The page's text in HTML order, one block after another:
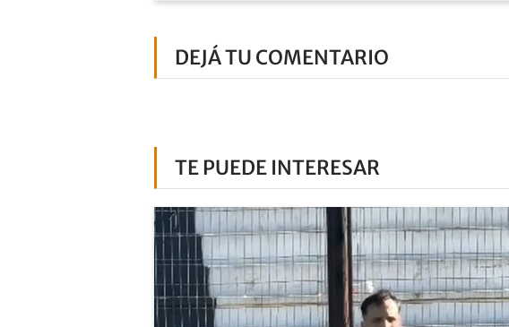
DEJÁ TU COMENTARIO
TE PUEDE INTERESAR